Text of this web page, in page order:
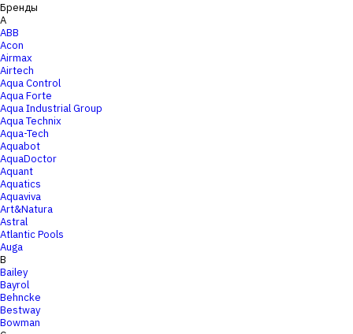
Бренды
A
ABB
Acon
Airmax
Airtech
Aqua Control
Aqua Forte
Aqua Industrial Group
Aqua Technix
Aqua-Tech
Aquabot
AquaDoctor
Aquant
Aquatics
Aquaviva
Art&Natura
Astral
Atlantic Pools
Auga
B
Bailey
Bayrol
Behncke
Bestway
Bowman